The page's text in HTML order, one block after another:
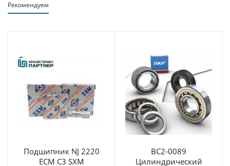
Рекомендуем
Подшипник NJ 2220
ECM C3 SXM
BC2-0089
Цилиндрический